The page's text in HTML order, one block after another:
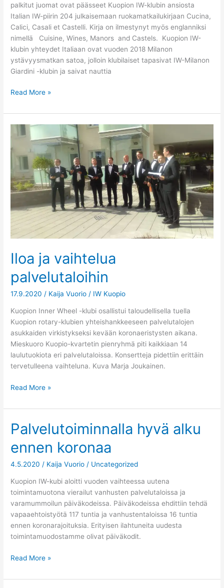
palkitut juomat ovat päässeet Kuopion IW-klubin ansiosta
Italian IW-piirin 204 julkaisemaan ruokamatkailukirjaan Cucina,
Calici, Casali et Castelli. Kirja on ilmestynyt myös englanniksi
nimellä Cuisine, Wines, Manors and Castels. Kuopion IW-
klubin yhteydet Italiaan ovat vuoden 2018 Milanon
ystävyysmatkan satoa, jolloin klubilaiset tapasivat IW-Milanon
Giardini -klubin ja saivat nauttia
Read More »
Iloa ja vaihtelua
palvelutaloihin
17.9.2020 / Kaija Vuorio / IW Kuopio
Kuopion Inner Wheel -klubi osallistui taloudellisella tuella
Kuopion rotary-klubien yhteishankkeeseen palvelutalojen
asukkaiden virkistykseksi kevään koronaeristysten aikana.
Mieskuoro Kuopio-kvartetin pienryhmä piti kaikkiaan 14
laulutuokiota eri palvelutaloissa. Konsertteja pidettiin erittäin
tervetulleena vaihteluna. Kuva Marja Joukainen.
vaihtelua
palvelutaloihin
Read More »
Palvelutoiminnalla hyvä alku
ennen koronaa
4.5.2020 / Kaija Vuorio / Uncategorized
Kuopion IW-kubi aloitti vuoden vaihteessa uutena
toimintamuotona vierailut vanhusten palvelutaloissa ja
varamummoilun päiväkodeissa. Päiväkodeissa ehdittiin tehdä
vapaaehtoistyötä 117 tuntia ja vanhustentaloissa 16 tuntia
ennen koronarajoituksia. Erityisen ilahtuneita uudesta
toimintamuodostamme olivat päiväkodit.
Palvelutoiminnalla
hyvä
alku
koronaa
Read More »